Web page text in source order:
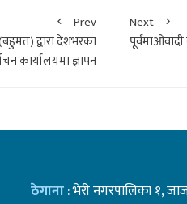
Prev
द्वारा देशभरका
कार्यालयमा ज्ञापन
Next
ठेगाना: भेरी नगरपालिका १,